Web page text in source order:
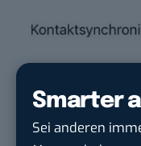
Smarter
Sei anderen